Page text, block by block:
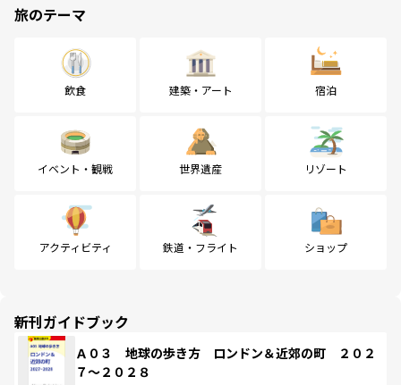
旅のテーマ
飲食 建築・アート 宿泊
イベント・観戦 世界遺産 リゾート
アクティビティ 鉄道・フライト ショップ
新刊ガイドブック
Ａ０３ 地球の歩き方 ロンドン＆近郊の町 ２０２
７～２０２８